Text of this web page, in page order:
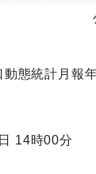
動態統計月報
14時00分